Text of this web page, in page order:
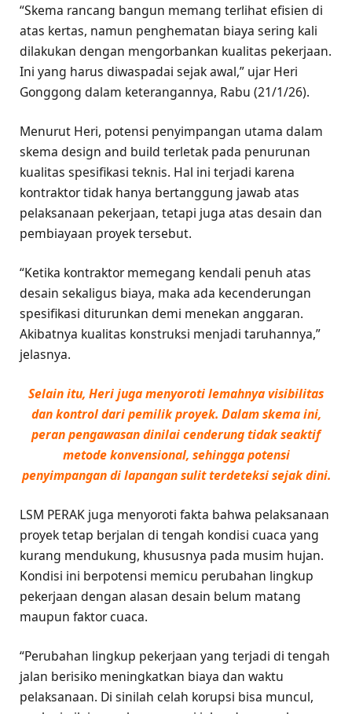
“Skema rancang bangun memang terlihat efisien di
atas kertas, namun penghematan biaya sering kali
dilakukan dengan mengorbankan kualitas pekerjaan.
Ini yang harus diwaspadai sejak awal,” ujar Heri
Gonggong dalam keterangannya, Rabu (21/1/26).
Menurut Heri, potensi penyimpangan utama dalam
skema design and build terletak pada penurunan
kualitas spesifikasi teknis. Hal ini terjadi karena
kontraktor tidak hanya bertanggung jawab atas
pelaksanaan pekerjaan, tetapi juga atas desain dan
pembiayaan proyek tersebut.
“Ketika kontraktor memegang kendali penuh atas
desain sekaligus biaya, maka ada kecenderungan
spesifikasi diturunkan demi menekan anggaran.
Akibatnya kualitas konstruksi menjadi taruhannya,”
jelasnya.
Selain itu, Heri juga menyoroti lemahnya visibilitas
dan kontrol dari pemilik proyek. Dalam skema ini,
peran pengawasan dinilai cenderung tidak seaktif
metode konvensional, sehingga potensi
penyimpangan di lapangan sulit terdeteksi sejak dini.
LSM PERAK juga menyoroti fakta bahwa pelaksanaan
proyek tetap berjalan di tengah kondisi cuaca yang
kurang mendukung, khususnya pada musim hujan.
Kondisi ini berpotensi memicu perubahan lingkup
pekerjaan dengan alasan desain belum matang
maupun faktor cuaca.
“Perubahan lingkup pekerjaan yang terjadi di tengah
jalan berisiko meningkatkan biaya dan waktu
pelaksanaan. Di sinilah celah korupsi bisa muncul,